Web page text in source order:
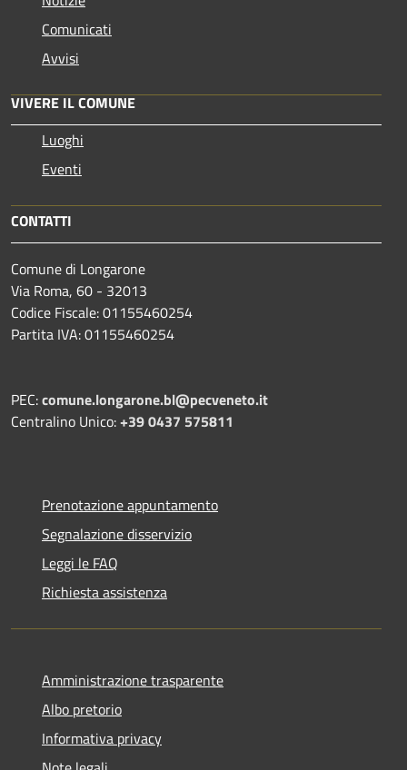
Comunicati
Avvisi
VIVERE IL COMUNE
Luoghi
Eventi
CONTATTI
Comune di Longarone
Via Roma, 60 - 32013
Codice Fiscale: 01155460254
Partita IVA: 01155460254
PEC:comune.longarone.bl@pecveneto.it
Centralino Unico:+39 0437 575811
Prenotazione appuntamento
Segnalazione disservizio
Leggi le FAQ
Richiesta assistenza
Amministrazione trasparente
Albo pretorio
Informativa privacy